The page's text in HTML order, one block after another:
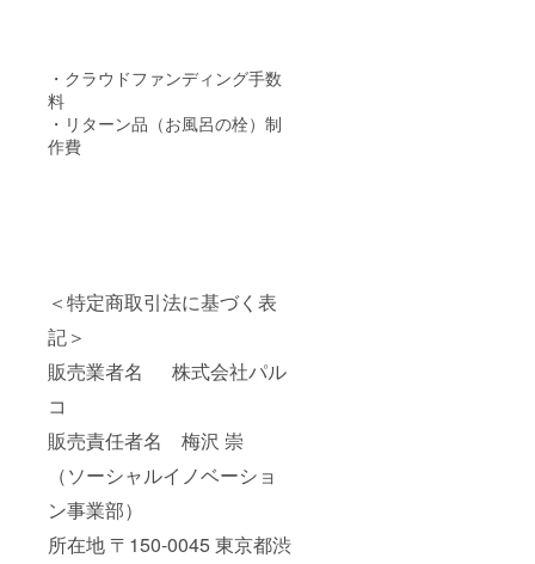
・クラウドファンディング手数
料
・リターン品（お風呂の栓）制
作費
＜特定商取引法に基づく表
記＞
販売業者名 株式会社パル
コ
販売責任者名 梅沢 崇
（ソーシャルイノベーショ
ン事業部）
所在地 〒150-0045 東京都渋